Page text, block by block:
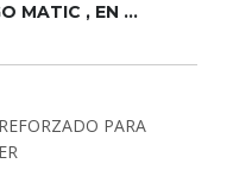
MATIC , EN ...